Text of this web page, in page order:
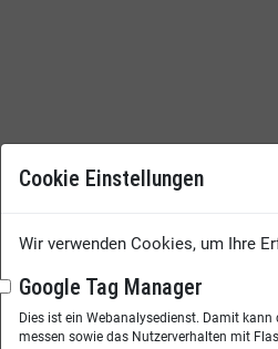
Cookie Einstellungen
Wir verwenden Cookies, um Ihre
Google Tag Manager
Dies ist ein Webanalysedienst. Damit kann
messen sowie das Nutzerverhalten mit